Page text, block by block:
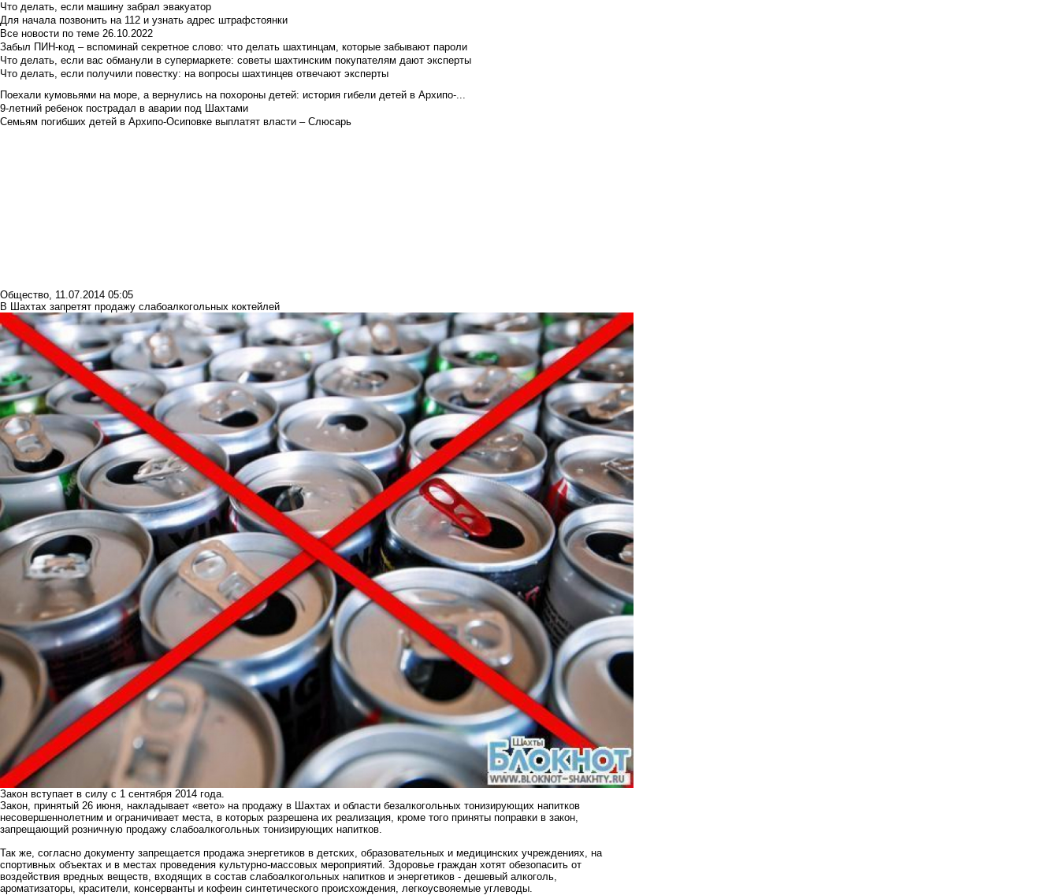
Что делать, если машину забрал эвакуатор
Для начала позвонить на 112 и узнать адрес штрафстоянки
Все новости по теме 26.10.2022
Забыл ПИН-код – вспоминай секретное слово: что делать шахтинцам, которые забывают пароли
Что делать, если вас обманули в супермаркете: советы шахтинским покупателям дают эксперты
Что делать, если получили повестку: на вопросы шахтинцев отвечают эксперты
Поехали кумовьями на море, а вернулись на похороны детей: история гибели детей в Архипо-...
9-летний ребенок пострадал в аварии под Шахтами
Семьям погибших детей в Архипо-Осиповке выплатят власти – Слюсарь
Общество, 11.07.2014 05:05
В Шахтах запретят продажу слабоалкогольных коктейлей
Закон вступает в силу с 1 сентября 2014 года.
Закон, принятый 26 июня, накладывает «вето» на продажу в Шахтах и области безалкогольных тонизирующих напитков
несовершеннолетним и ограничивает места, в которых разрешена их реализация, кроме того приняты поправки в закон,
запрещающий розничную продажу слабоалкогольных тонизирующих напитков.
Так же, согласно документу запрещается продажа энергетиков в детских, образовательных и медицинских учреждениях, на
спортивных объектах и в местах проведения культурно-массовых мероприятий. Здоровье граждан хотят обезопасить от
воздействия вредных веществ, входящих в состав слабоалкогольных напитков и энергетиков - дешевый алкоголь,
ароматизаторы, красители, консерванты и кофеин синтетического происхождения, легкоусвояемые углеводы.